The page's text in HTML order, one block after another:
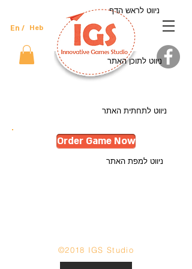
ניווט לראש הדף
ניווט לתוכן האתר
ניווט לתחתית האתר
ניווט למפת האתר
En / Heb
Order Game Now
©2018 IGS Studio